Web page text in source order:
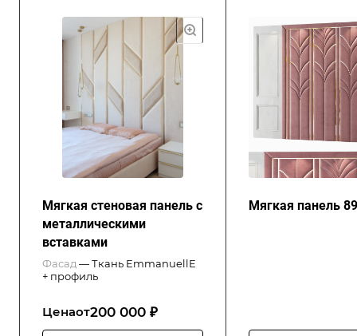
Мягкая стеновая панель с
металлическими
вставками
Фасад —Ткань EmmanuellE
+ профиль
Ценаот200 000 ₽
Мягкая панель 89